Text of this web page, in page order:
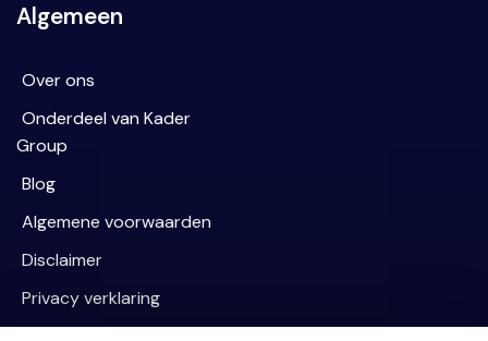
Algemeen
Over ons
Onderdeel van Kader
Group
Blog
Algemene voorwaarden
Disclaimer
Privacy verklaring